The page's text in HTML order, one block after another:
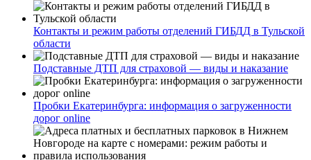
Контакты и режим работы отделений ГИБДД в Тульской
области
Подставные ДТП для страховой — виды и наказание
Пробки Екатеринбурга: информация о загруженности
дорог online